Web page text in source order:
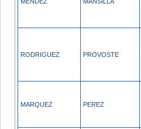
RODRIGUEZ PROVOSTE
MARQUEZ PEREZ